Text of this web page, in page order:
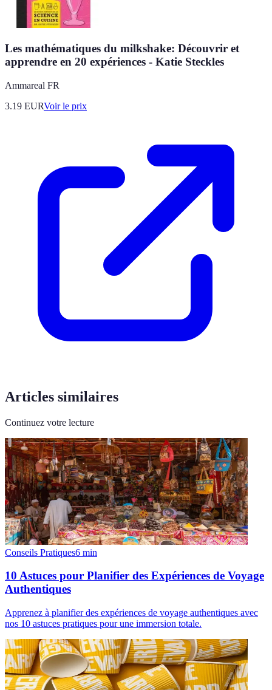
Les mathématiques du milkshake: Découvrir et
apprendre en 20 expériences - Katie Steckles
Ammareal FR
3.19 EURVoir le prix
Articles similaires
Continuez votre lecture
Conseils Pratiques6 min
10 Astuces pour Planifier des Expériences de Voyage
Authentiques
Apprenez à planifier des expériences de voyage authentiques avec
nos 10 astuces pratiques pour une immersion totale.